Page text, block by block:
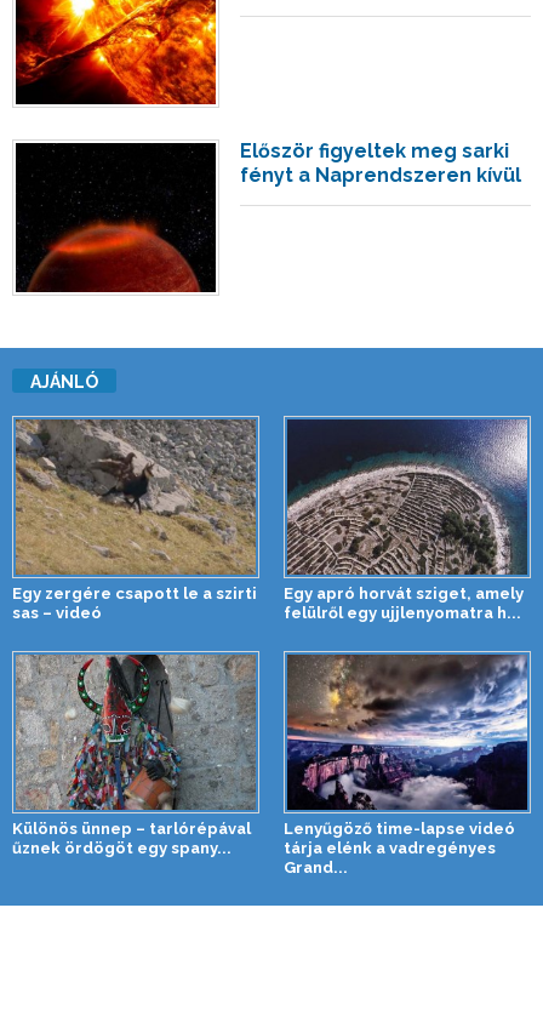
Először figyeltek meg sarki
fényt a Naprendszeren kívül
AJÁNLÓ
Egy zergére csapott le a szirti
sas – videó
Egy apró horvát sziget, amely
felülről egy ujjlenyomatra h...
Különös ünnep – tarlórépával
űznek ördögöt egy spany...
Lenyűgöző time-lapse videó
tárja elénk a vadregényes
Grand...